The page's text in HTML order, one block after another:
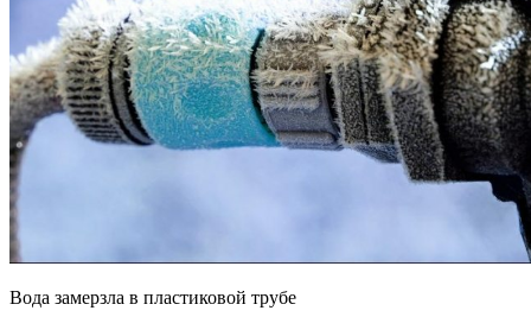
Вода замерзла в пластиковой трубе